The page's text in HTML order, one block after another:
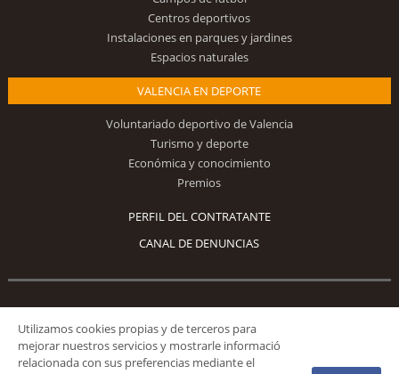
Centros deportivos
Instalaciones en parques y jardines
Espacios naturales
VALENCIA EN DEPORTE
Voluntariado deportivo de Valencia
Turismo y deporte
Económica y conocimiento
Premios
PERFIL DEL CONTRATANTE
CANAL DE DENUNCIAS
Síguenos
Utilizamos cookies propias y de terceros para
mejorar nuestros servicios y mostrarle informació
relacionada con sus preferencias mediante el